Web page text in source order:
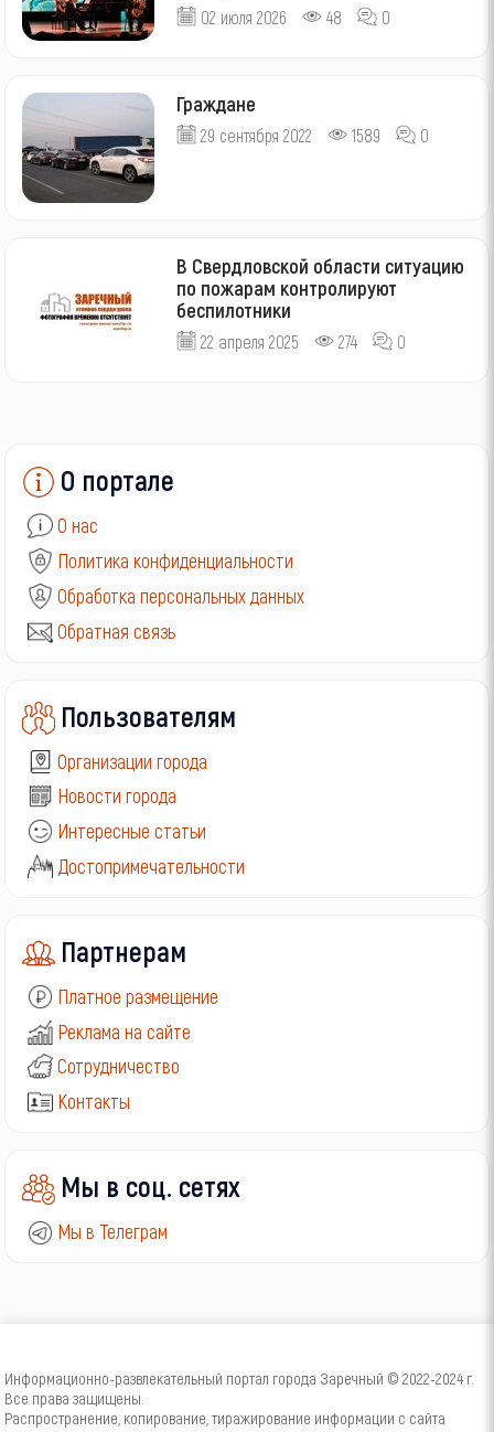
02 июля 2026 48 0
Граждане
29 сентября 2022 1589 0
В Свердловской области ситуацию
по пожарам контролируют
беспилотники
22 апреля 2025 274 0
О портале
О нас
Политика конфиденциальности
Обработка персональных данных
Обратная связь
Пользователям
Организации города
Новости города
Интересные статьи
Достопримечательности
Партнерам
Платное размещение
Реклама на сайте
Сотрудничество
Контакты
Мы в соц. сетях
Мы в Телеграм
Информационно-развлекательный портал города Заречный © 2022-2024 г.
Все права защищены.
Распространение, копирование, тиражирование информации с сайта